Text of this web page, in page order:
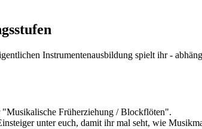
Instrumentenausbildung spielt ihr -
Früherziehung / Blockflöten".
unter euch, damit ihr mal seht, wie